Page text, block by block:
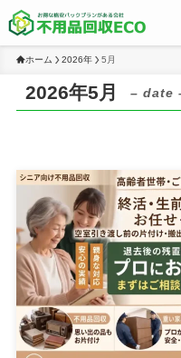
ホーム 2026年 5月
2026年5月 – date